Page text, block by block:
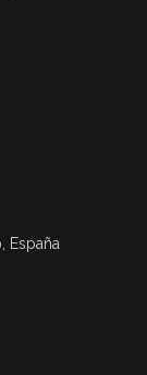
España